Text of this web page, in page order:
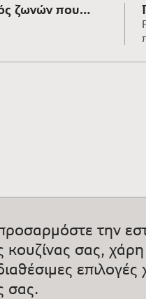
ζωνών που
1: Κατά καιρούς
2: Η πρόσβαση σε
την
κουζίνας σας,
σας.